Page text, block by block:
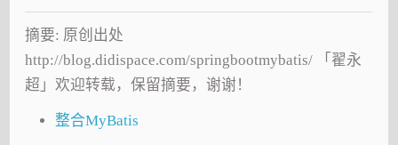
摘要: 原创出处
http://blog.didispace.com/springbootmybatis/ 「翟永
超」欢迎转载，保留摘要，谢谢！
整合MyBatis